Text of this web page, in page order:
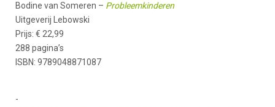
Bodine van Someren – Probleemkinderen
Uitgeverij Lebowski
Prijs: € 22,99
288 pagina’s
ISBN: 9789048871087
-